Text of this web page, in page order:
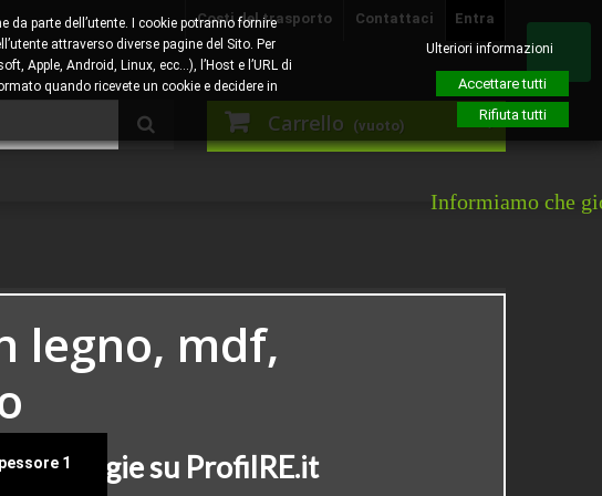
Entra
Contattaci
Costi del trasporto
Carrello (vuoto)
Informiamo che giovedì 6
1
legno, mdf,
Tipologie su ProfilRE.it
parte dell’utente. I cookie potranno fornire
attraverso diverse pagine del Sito. Per
Apple, Android, Linux, ecc…), l’Host e l’URL di
quando ricevete un cookie e decidere in
Ulteriori informazioni
Accettare tutti
Rifiuta tutti